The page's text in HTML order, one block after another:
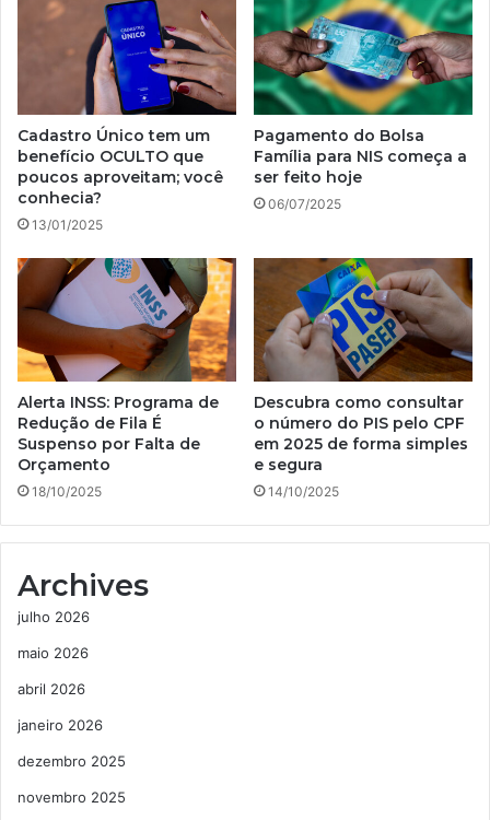
Cadastro Único tem um
benefício OCULTO que
poucos aproveitam; você
conhecia?
13/01/2025
Pagamento do Bolsa
Família para NIS começa a
ser feito hoje
06/07/2025
Alerta INSS: Programa de
Redução de Fila É
Suspenso por Falta de
Orçamento
18/10/2025
Descubra como consultar
o número do PIS pelo CPF
em 2025 de forma simples
e segura
14/10/2025
Archives
julho 2026
maio 2026
abril 2026
janeiro 2026
dezembro 2025
novembro 2025